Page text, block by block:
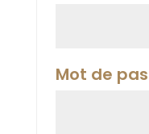
Mot de